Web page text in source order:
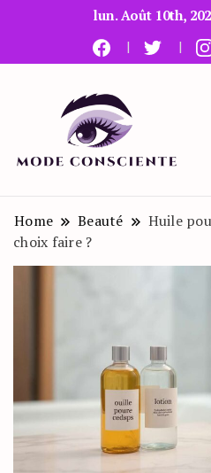
lun. Août 10th,
Home Beauté
Huile
choix faire ?